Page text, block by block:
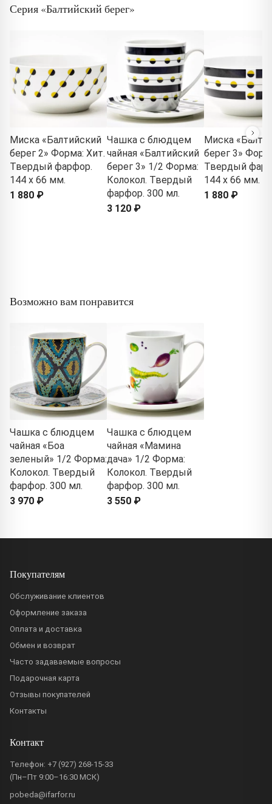
Серия «Балтийский берег»
Миска «Балтийский
берег 2» Форма: Хит.
Твердый фарфор.
144 x 66 мм.
1 880 ₽
Чашка с блюдцем
чайная «Балтийский
берег 3» 1/2 Форма:
Колокол. Твердый
фарфор. 300 мл.
3 120 ₽
Миска
берег 3»
Твердый
144 x 66 мм.
1 880 ₽
Возможно вам понравится
Чашка с блюдцем
чайная «Боа
зеленый» 1/2 Форма:
Колокол. Твердый
фарфор. 300 мл.
3 970 ₽
Чашка с блюдцем
чайная «Мамина
дача» 1/2 Форма:
Колокол. Твердый
фарфор. 300 мл.
3 550 ₽
Покупателям
Обслуживание клиентов
Оформление заказа
Оплата и доставка
Обмен и возврат
Часто задаваемые вопросы
Подарочная карта
Отзывы покупателей
Контакты
Контакт
Телефон: +7 (927) 268-15-33
(Пн–Пт 9:00–16:30 МСК)
pobeda@ifarfor.ru